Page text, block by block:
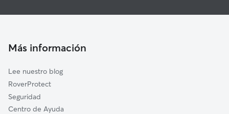
Aisa
Jasa
Biescas
Canfranc
Hoz de Jaca
Cuidadores a domicilio en Jaca
Más información
Lee nuestro blog
RoverProtect
Seguridad
Centro de Ayuda